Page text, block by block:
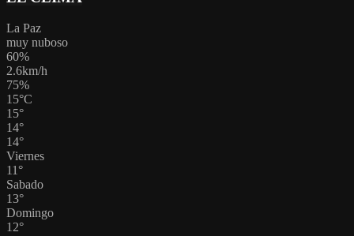
La Paz
muy nuboso
60%
2.6km/h
75%
15°C
15°
14°
14°
Viernes
11 °
Sabado
13°
Domingo
12°